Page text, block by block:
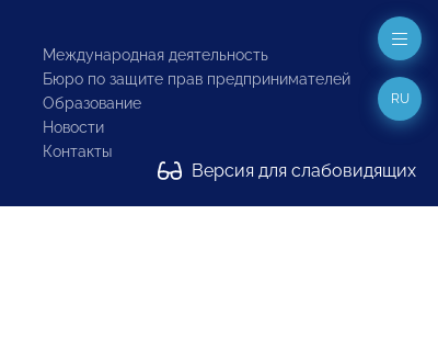
Международная деятельность
Бюро по защите прав предпринимателей
Образование
Новости
Контакты
Версия для слабовидящих
RU